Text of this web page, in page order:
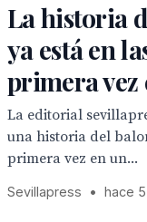
La historia
ya está en
primera
La editorial
una historia del
primera vez en un...
Sevillapress • hace